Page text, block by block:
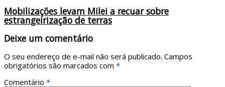
Mobilizações levam Milei a recuar sobre
estrangeirização de terras
Deixe um comentário
O seu endereço de e-mail não será publicado. Campos
obrigatórios são marcados com *
Comentário *